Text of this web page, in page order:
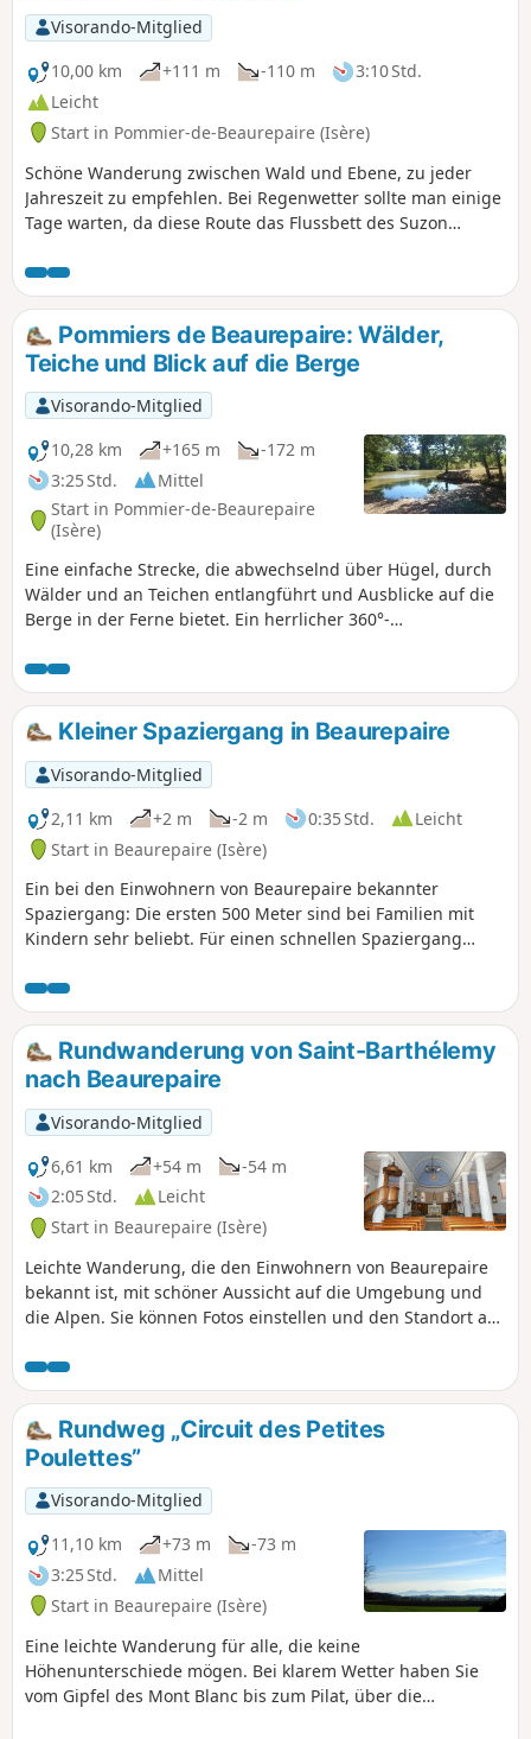
Visorando-Mitglied
10,00 km
+111 m -110 m
3:10 Std.
Leicht
Start in Pommier-de-Beaurepaire (Isère)
Schöne Wanderung zwischen Wald und Ebene, zu jeder
Jahreszeit zu empfehlen. Bei Regenwetter sollte man einige
Tage warten, da diese Route das Flussbett des Suzon
und Beaurepaire verläuft, vermittelt der Abschnitt entlang
des Suzon das sehr angenehme Gefühl, weit weg von der
Zivilisation in der Natur zu sein. Wanderung von 10 km oder
8,2 km, siehe praktische Informationen. AN ALLE WANDERER
(SES), DIE MEINE WANDERROUTEN BEWÄLTIGEN: Ihr könnt
Fotos hochladen und dabei den Standort auf der Route
angeben.
Pommiers de Beaurepaire: Wälder,
Teiche und Blick auf die Berge
Visorando-Mitglied
10,28 km
+165 m
-172 m
3:25 Std.
Mittel
Start in Pommier-de-Beaurepaire
(Isère)
Eine einfache Strecke, die abwechselnd über Hügel, durch
Wälder und an Teichen entlangführt und Ausblicke auf die
Berge in der Ferne bietet. Ein herrlicher 360°-
Kleiner Spaziergang in Beaurepaire
Visorando-Mitglied
2,11 km
+2 m -2 m 0:35 Std.
Leicht
Start in Beaurepaire (Isère)
Ein bei den Einwohnern von Beaurepaire bekannter
Spaziergang: Die ersten 500 Meter sind bei Familien mit
Kindern sehr beliebt. Für einen schnellen Spaziergang
Spaziergänger zwischen 30 und 40 Minuten.
Rundwanderung von Saint-Barthélemy
nach Beaurepaire
Visorando-Mitglied
6,61 km
+54 m
-54 m
2:05 Std.
Leicht
Start in Beaurepaire (Isère)
Leichte Wanderung, die den Einwohnern von Beaurepaire
bekannt ist, mit schöner Aussicht auf die Umgebung und
die Alpen. Sie können Fotos einstellen und den Standort auf
Rundweg „Circuit des Petites
Poulettes”
Visorando-Mitglied
11,10 km
+73 m
-73 m
3:25 Std.
Mittel
Start in Beaurepaire (Isère)
Eine leichte Wanderung für alle, die keine
Höhenunterschiede mögen. Bei klarem Wetter haben Sie
vom Gipfel des Mont Blanc bis zum Pilat, über die